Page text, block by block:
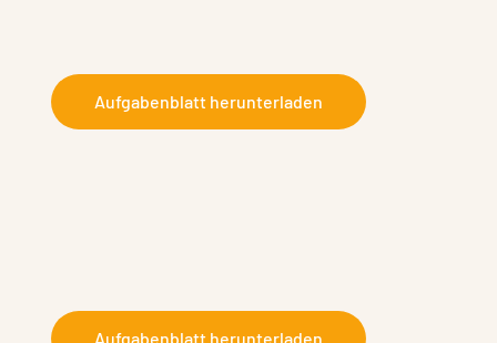
Aufgabenblatt herunterladen
Aufgabenblatt herunterladen